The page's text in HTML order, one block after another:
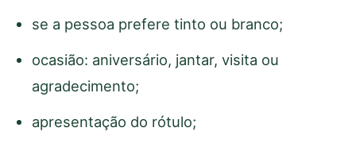
se a pessoa prefere tinto ou branco;
ocasião: aniversário, jantar, visita ou
agradecimento;
apresentação do rótulo;